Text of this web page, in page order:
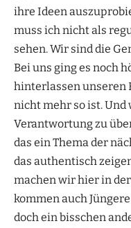
ihre Ideen
muss ich nicht als
sehen. Wir sind die
Bei uns ging es noch
hinterlassen unseren
nicht mehr so ist.
Verantwortung zu
das ein Thema der
das authentisch
machen wir hier in
kommen auch
doch ein bisschen